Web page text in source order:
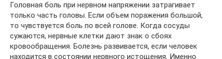
Головная боль при нервном напряжении затрагивает
только часть головы. Если объем поражения большой,
то чувствуется боль по всей голове. Когда сосуды
сужаются, нервные клетки дают знак о сбоях
кровообращения. Болезнь развивается, если человек
находится в состоянии нервного истощения. Именно